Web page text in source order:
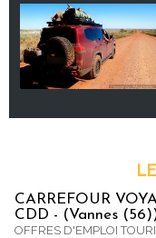
CARREFOUR
CDD - (Vannes
OFFRES D'EMPLOI